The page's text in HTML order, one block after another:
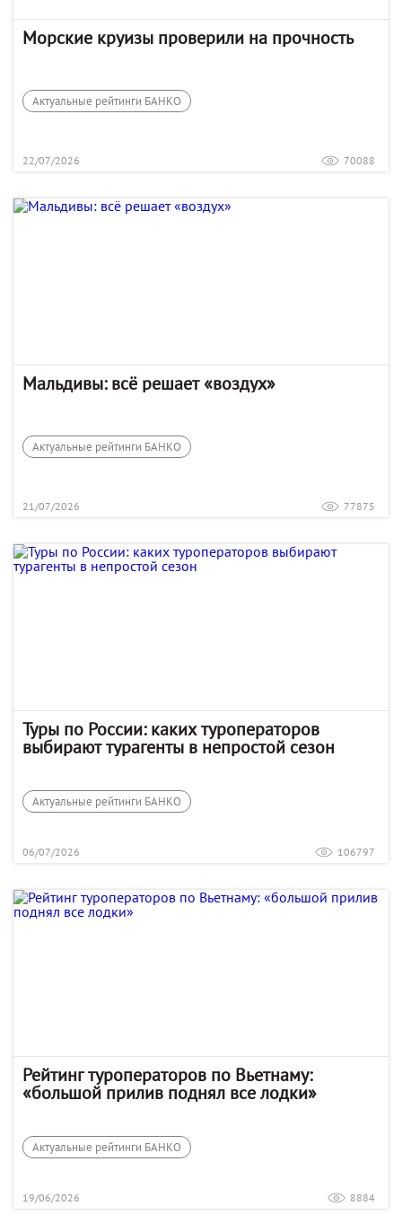
Морские круизы проверили на прочность
Актуальные рейтинги БАНКО
22/07/2026 70088
Мальдивы: всё решает «воздух»
Актуальные рейтинги БАНКО
21/07/2026 77875
Туры по России: каких туроператоров
выбирают турагенты в непростой сезон
Актуальные рейтинги БАНКО
06/07/2026 106797
Рейтинг туроператоров по Вьетнаму:
«большой прилив поднял все лодки»
Актуальные рейтинги БАНКО
19/06/2026 8884